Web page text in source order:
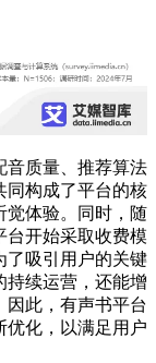
质量、推荐算法
同构成了平台的核
觉体验。同时，随
台开始采取收费模
了吸引用户的关键
持续运营，还能增
因此，有声书平台
优化，以满足用户